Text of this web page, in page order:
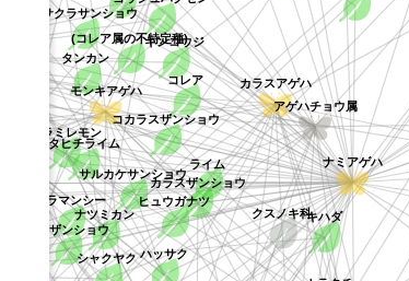
アゲハチョウ属
クスノキ科
ヒラミレモン
キハダ
カラスザンショウ
イヌザンショウ
カラスアゲハ
ナツミカン
カラマンシー
モンキアゲハ
ハッサク
コカラスザンショウ
シャクヤク
(コレア属の不特定種)
ナミアゲハ
サルカケサンショウ
ライム
タヒチライム
キンコウジ
ヒュウガナツ
タンカン
コレア
ヨウシュハクセン
アサクラサンショウ